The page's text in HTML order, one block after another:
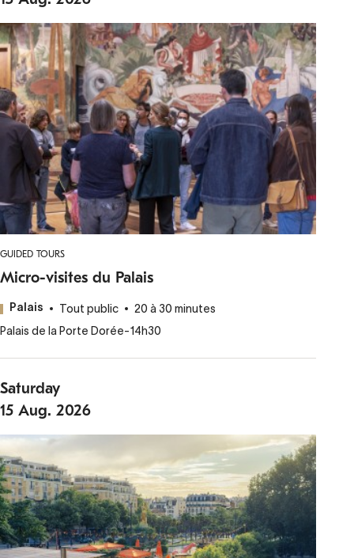
GUIDED TOURS
Micro-visites du Palais
Palais Tout public
20 à 30 minutes
Palais de la Porte Dorée-14h30
Saturday
15 Aug. 2026